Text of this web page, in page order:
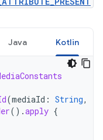
Kotlin
Java
(mediaId : String,
().apply {